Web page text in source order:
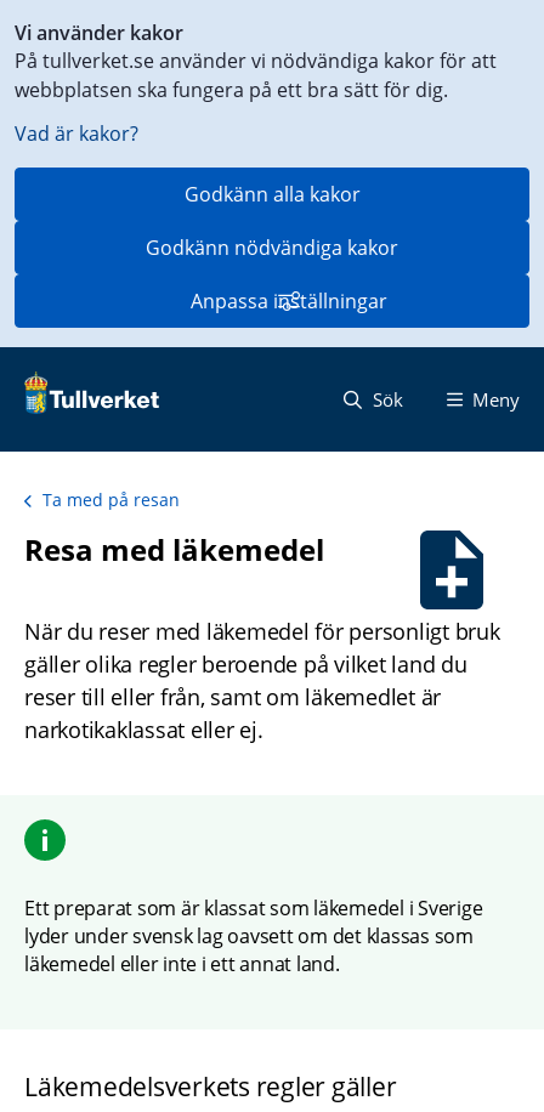
Vi använder kakor
På tullverket.se använder vi nödvändiga kakor för att
webbplatsen ska fungera på ett bra sätt för dig.
Vad är kakor?
Godkänn alla kakor
Godkänn nödvändiga kakor
Anpassa inställningar
till
innehåll
på
aktuell
Sök Meny
Ta med på resan
Resa med läkemedel
När du reser med läkemedel för personligt bruk
gäller olika regler beroende på vilket land du
reser till eller från, samt om läkemedlet är
narkotikaklassat eller ej.
Ett preparat som är klassat som läkemedel i Sverige
lyder under svensk lag oavsett om det klassas som
läkemedel eller inte i ett annat land.
Läkemedelsverkets regler gäller